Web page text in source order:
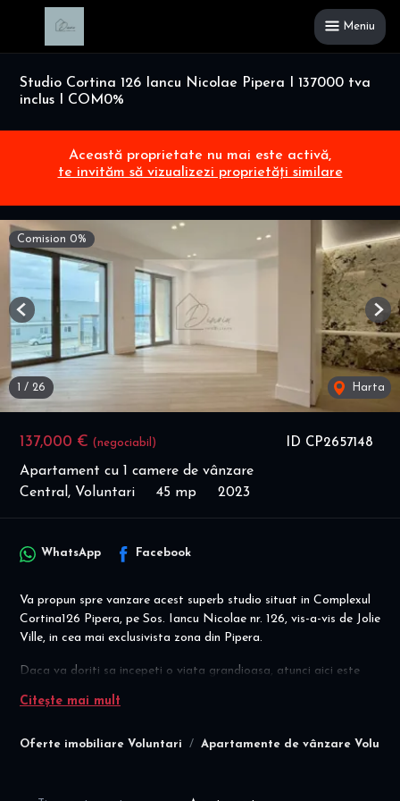
Meniu
Studio Cortina 126 Iancu Nicolae Pipera I 137000 tva
inclus I COM0%
Această proprietate nu mai este activă,
te invităm să vizualizezi proprietăți similare
ID CP2657148
137,000 € (negociabil)
Apartament cu 1 camere de vânzare
Central, Voluntari
45 mp 2023
Comision 0%
/ 26 Harta
Previous
Oferte imobiliare Voluntari Apartamente de vânzare
WhatsApp Facebook
Va propun spre vanzare acest superb studio situat in Complexul
Cortina126 Pipera, pe Sos. Iancu Nicolae nr. 126, vis-a-vis de Jolie
Ville, in cea mai exclusivista zona din Pipera.
Daca va doriti sa incepeti o viata grandioasa, atunci aici este
Complexul este vandut integral si deja locuit!
Detalii financiare:
Citește mai mult